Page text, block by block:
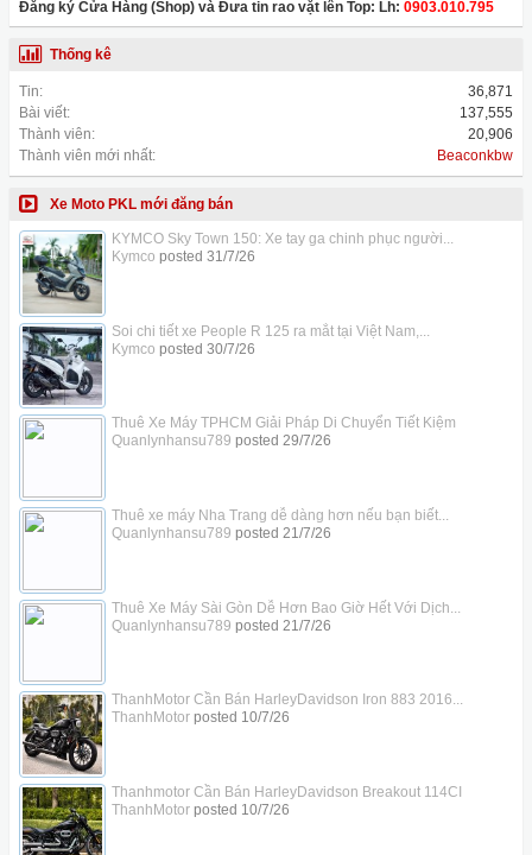
Đăng ký Cửa Hàng (Shop) và Đưa tin rao vặt lên Top: Lh: 0903.010.795
Thống kê
Tin:
36,871
Bài viết:
137,555
Thành viên:
20,906
Thành viên mới nhất:
Beaconkbw
Xe Moto PKL mới đăng bán
KYMCO Sky Town 150: Xe tay ga chinh phục người...
Kymco posted 31/7/26
Soi chi tiết xe People R 125 ra mắt tại Việt Nam,...
Kymco posted 30/7/26
Thuê Xe Máy TPHCM Giải Pháp Di Chuyển Tiết Kiệm
Quanlynhansu789 posted 29/7/26
Thuê xe máy Nha Trang dễ dàng hơn nếu bạn biết...
Quanlynhansu789 posted 21/7/26
Thuê Xe Máy Sài Gòn Dễ Hơn Bao Giờ Hết Với Dịch...
Quanlynhansu789 posted 21/7/26
ThanhMotor Cần Bán HarleyDavidson Iron 883 2016...
ThanhMotorposted 10/7/26
Thanhmotor Cần Bán HarleyDavidson Breakout 114CI
ThanhMotorposted 10/7/26